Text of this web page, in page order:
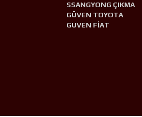
SSANGYONG ÇIKMA
GÜVEN TOYOTA
GUVEN FİAT